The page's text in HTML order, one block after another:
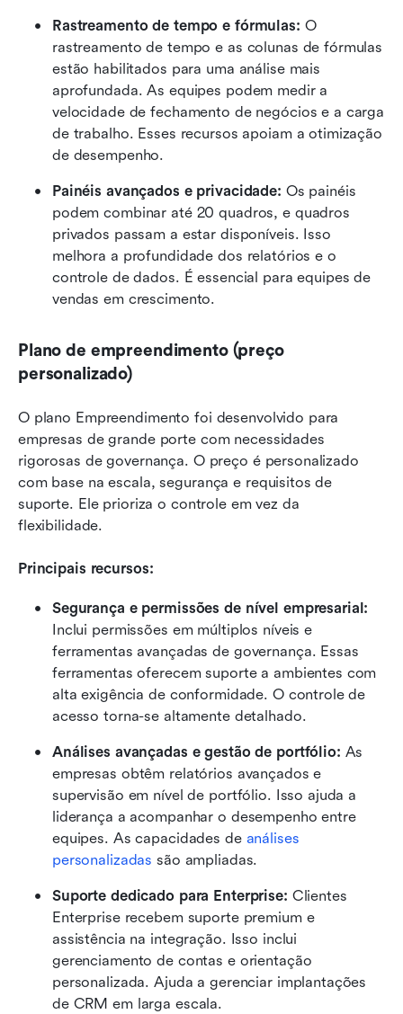
Rastreamento de tempo e fórmulas: O
rastreamento de tempo e as colunas de fórmulas
estão habilitados para uma análise mais
aprofundada. As equipes podem medir a
velocidade de fechamento de negócios e a carga
de trabalho. Esses recursos apoiam a otimização
de desempenho.
Painéis avançados e privacidade: Os painéis
podem combinar até 20 quadros, e quadros
privados passam a estar disponíveis. Isso
melhora a profundidade dos relatórios e o
controle de dados. É essencial para equipes de
vendas em crescimento.
Plano de empreendimento (preço
personalizado)
O plano Empreendimento foi desenvolvido para
empresas de grande porte com necessidades
rigorosas de governança. O preço é personalizado
com base na escala, segurança e requisitos de
suporte. Ele prioriza o controle em vez da
flexibilidade.
Principais recursos:
Inclui permissões em múltiplos níveis e
ferramentas avançadas de governança. Essas
ferramentas oferecem suporte a ambientes com
alta exigência de conformidade. O controle de
acesso torna-se altamente detalhado.
Análises avançadas e gestão de portfólio: As
empresas obtêm relatórios avançados e
supervisão em nível de portfólio. Isso ajuda a
liderança a acompanhar o desempenho entre
equipes. As capacidades de análises
personalizadas são ampliadas.
Suporte dedicado para Enterprise: Clientes
Enterprise recebem suporte premium e
assistência na integração. Isso inclui
gerenciamento de contas e orientação
personalizada. Ajuda a gerenciar implantações
de CRM em larga escala.